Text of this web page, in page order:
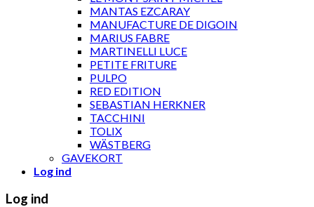
MANTAS EZCARAY
MANUFACTURE DE DIGOIN
MARIUS FABRE
MARTINELLI LUCE
PETITE FRITURE
PULPO
RED EDITION
SEBASTIAN HERKNER
TACCHINI
TOLIX
WÄSTBERG
GAVEKORT
Log ind
Log ind